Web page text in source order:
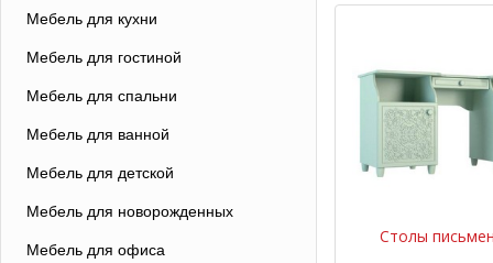
Мебель для кухни
Мебель для гостиной
Мебель для спальни
Мебель для ванной
Мебель для детской
Мебель для новорожденных
Мебель для офиса
Столы